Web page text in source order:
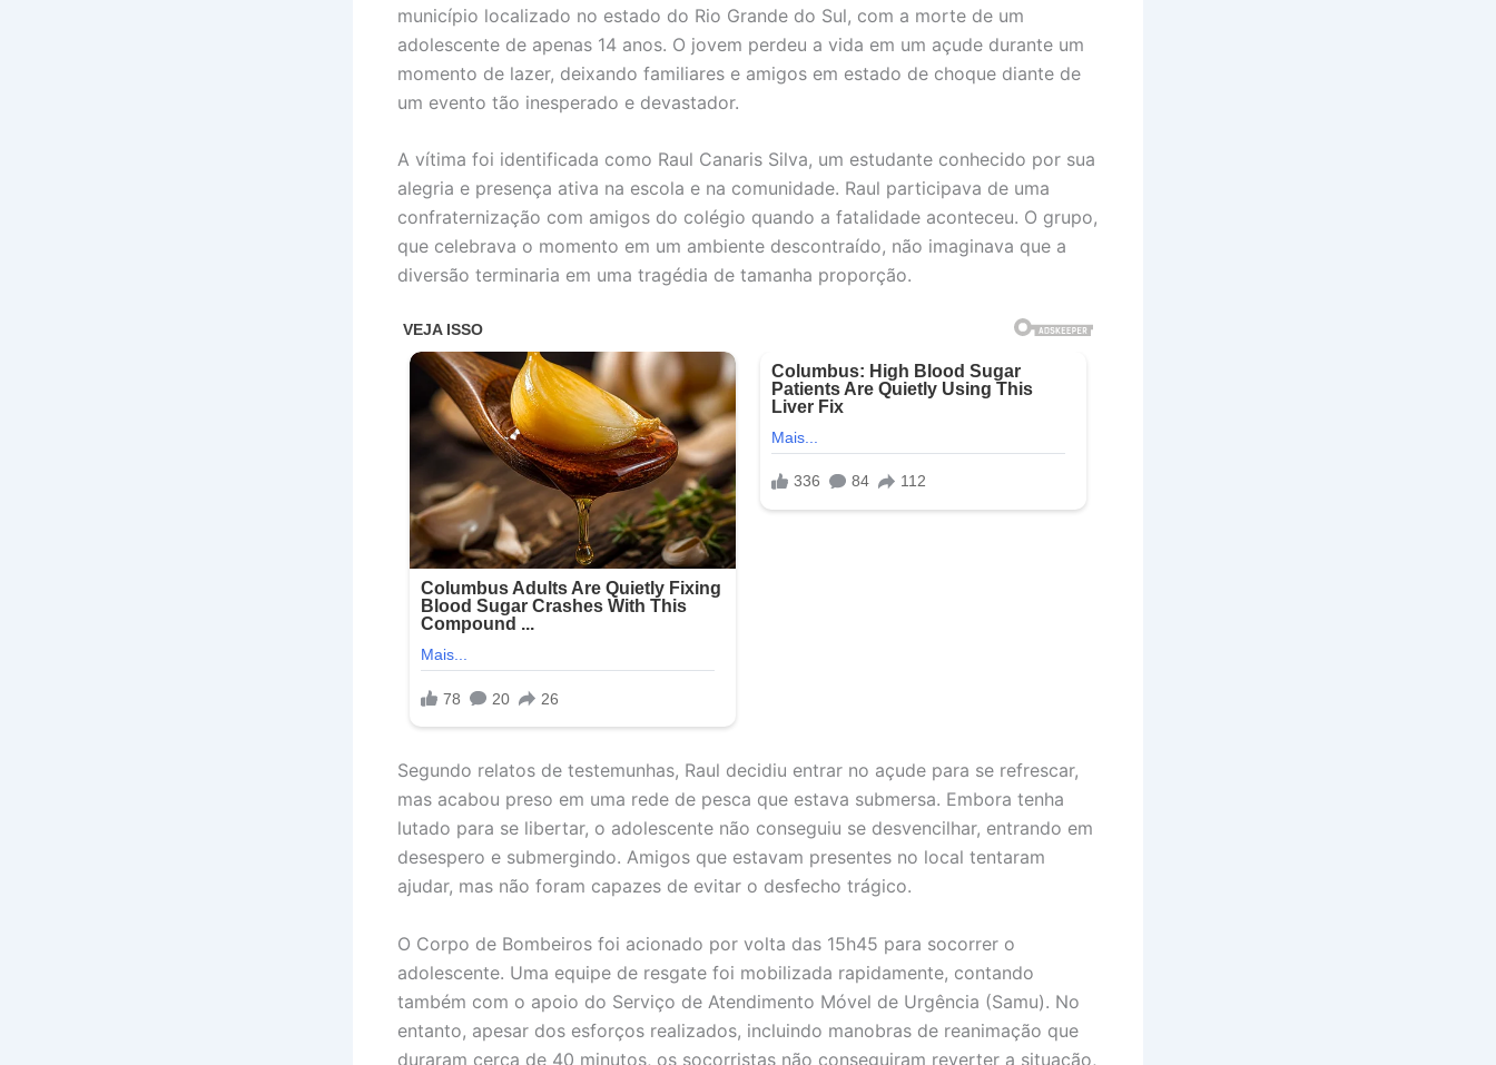
município localizado no estado do Rio Grande do Sul, com a morte de um
adolescente de apenas 14 anos. O jovem perdeu a vida em um açude durante um
momento de lazer, deixando familiares e amigos em estado de choque diante de
um evento tão inesperado e devastador.
A vítima foi identificada como Raul Canaris Silva, um estudante conhecido por sua
alegria e presença ativa na escola e na comunidade. Raul participava de uma
confraternização com amigos do colégio quando a fatalidade aconteceu. O grupo,
que celebrava o momento em um ambiente descontraído, não imaginava que a
diversão terminaria em uma tragédia de tamanha proporção.
Segundo relatos de testemunhas, Raul decidiu entrar no açude para se refrescar,
mas acabou preso em uma rede de pesca que estava submersa. Embora tenha
lutado para se libertar, o adolescente não conseguiu se desvencilhar, entrando em
desespero e submergindo. Amigos que estavam presentes no local tentaram
ajudar, mas não foram capazes de evitar o desfecho trágico.
O Corpo de Bombeiros foi acionado por volta das 15h45 para socorrer o
adolescente. Uma equipe de resgate foi mobilizada rapidamente, contando
também com o apoio do Serviço de Atendimento Móvel de Urgência (Samu). No
entanto, apesar dos esforços realizados, incluindo manobras de reanimação que
duraram cerca de 40 minutos, os socorristas não conseguiram reverter a situação,